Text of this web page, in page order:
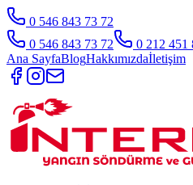
0 546 843 73 72
0 546 843 73 72
0 212 451
Ana SayfaBlogHakkımızdaİletişim